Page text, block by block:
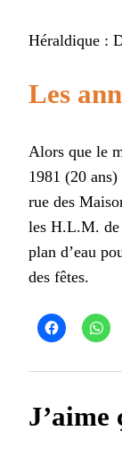
Héraldique :
Les
Alors que le
1981 (20
rue des
les H.L.M. de
plan d’eau
des fêtes.
J’aime